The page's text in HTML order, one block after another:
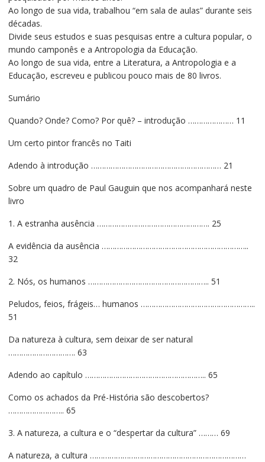
Ao longo de sua vida, trabalhou “em sala de aulas” durante seis
décadas.
Divide seus estudos e suas pesquisas entre a cultura popular, o
mundo camponês e a Antropologia da Educação.
Ao longo de sua vida, entre a Literatura, a Antropologia e a
Educação, escreveu e publicou pouco mais de 80 livros.
Sumário
Quando? Onde? Como? Por quê? – introdução ………………… 11
Um certo pintor francês no Taiti
Adendo à introdução …………………………………………………… 21
Sobre um quadro de Paul Gauguin que nos acompanhará neste
livro
1. A estranha ausência ……………………………………………. 25
A evidência da ausência …………………………………………………………..
32
2. Nós, os humanos ……………………………………………….. 51
Peludos, feios, frágeis… humanos ……………………………………………..
51
Da natureza à cultura, sem deixar de ser natural
…………………………. 63
Adendo ao capítulo ……………………………………………….. 65
Como os achados da Pré-História são descobertos?
…………………….. 65
3. A natureza, a cultura e o “despertar da cultura” ……… 69
A natureza, a cultura ………………………………………………………………